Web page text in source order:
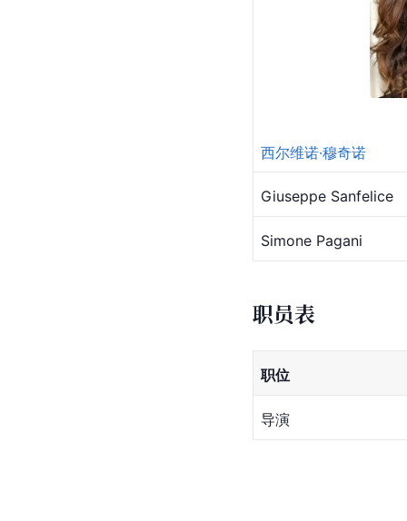
西尔维诺·穆奇诺
Giuseppe Sanfelice
Simone Pagani
职员表
职位
导演